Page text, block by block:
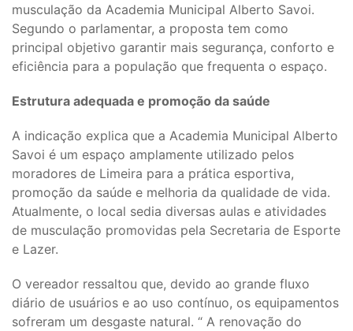
musculação da Academia Municipal Alberto Savoi.
Segundo o parlamentar, a proposta tem como
principal objetivo garantir mais segurança, conforto e
eficiência para a população que frequenta o espaço.
Estrutura adequada e promoção da saúde
A indicação explica que a Academia Municipal Alberto
Savoi é um espaço amplamente utilizado pelos
moradores de Limeira para a prática esportiva,
promoção da saúde e melhoria da qualidade de vida.
Atualmente, o local sedia diversas aulas e atividades
de musculação promovidas pela Secretaria de Esporte
e Lazer.
O vereador ressaltou que, devido ao grande fluxo
diário de usuários e ao uso contínuo, os equipamentos
sofreram um desgaste natural. “ A renovação do